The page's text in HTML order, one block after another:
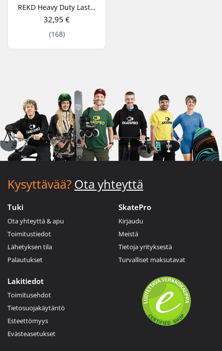
REKD Heavy Duty Lasten Suojasetti 3-Pakkaus
32,95 €
(168)
Kysyttävää? Ota yhteyttä
Tuki
Ota yhteyttä & apu
Toimitustiedot
Lähetyksen tila
Palautukset
SkatePro
Kirjaudu
Meistä
Tietoja yrityksestä
Turvalliset maksutavat
Lakitiedot
Toimitusehdot
Tietosuojakäytäntö
Esteettömyys
Evästeasetukset